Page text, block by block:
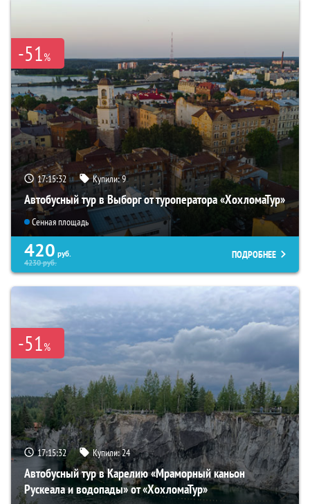
-51%
17:15:30 Купили:9
Автобусный тур в Выборг от туроператора «ХохломаТур»
Сенная площадь
420 руб.
4230руб.
ПОДРОБНЕЕ
-51%
17:15:30 Купили:24
Автобусный тур в Карелию «Мраморный каньон
Рускеала и водопады» от «ХохломаТур»